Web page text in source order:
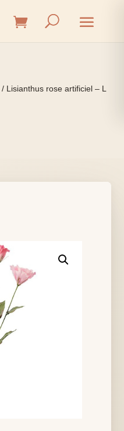
/ Lisianthus rose artificiel – L